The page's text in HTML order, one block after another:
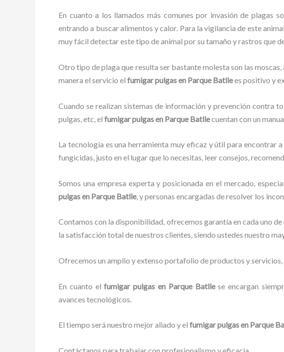
En cuanto a los llamados más comunes por invasión de plagas
entrando a buscar alimentos y calor. Para la vigilancia de este
muy fácil detectar este tipo de animal por su tamaño y rastros que
Otro tipo de plaga que resulta ser bastante molesta son las
manera el servicio el fumigar pulgas en Parque Batllees positivo y
Cuando se realizan sistemas de información y prevención contra
pulgas, etc, el fumigar pulgas en Parque Batllecuentan con un
La tecnología es una herramienta muy eficaz y útil para encontrar
fungicidas, justo en el lugar que lo necesitas, leer consejos,
Somos una empresa experta y posicionada en el mercado,
pulgas en Parque Batlle, y personas encargadas de resolver los
Contamos con la disponibilidad, ofrecemos garantía en cada uno
la satisfacción total de nuestros clientes, siendo ustedes nuestro
Ofrecemos un amplio y extenso portafolio de productos y
En cuanto el fumigar pulgas en Parque Batllese encargan
avances tecnológicos.
El tiempo será nuestro mejor aliado y el fumigar pulgas en Parque